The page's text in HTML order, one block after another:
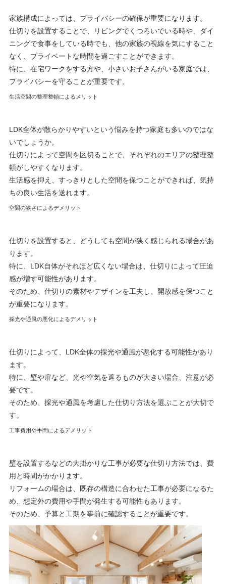
家族構成によっては、プライバシーの確保が重要になります。
仕切りを設置することで、リビングでくつろいでいる時や、ダイ
ニングで食事をしている時でも、他の家族の視線を気にすること
なく、プライベートな時間を過ごすことができます。
特に、在宅ワークをする方や、小さいお子さんがいる家庭では、
プライバシーを守ることが重要です。
生活空間の整理整頓によるメリット
LDK全体が散らかりやすいという悩みを持つ家庭も多いのではな
いでしょうか。
仕切りによって空間を区切ることで、それぞれのエリアの整理整
頓がしやすくなります。
生活感を抑え、すっきりとした空間を保つことができれば、気持
ちの良い生活を送れます。
空間の狭さによるデメリット
仕切りを設置すると、どうしても空間が狭く感じられる場合があ
ります。
特に、LDK自体がそれほど広くない場合は、仕切りによって圧迫
感が増す可能性があります。
そのため、仕切りの素材やデザインを工夫し、開放感を保つこと
が重要になります。
採光や通風の悪化によるデメリット
仕切りによって、LDK全体の採光や通風が悪化する可能性があり
ます。
特に、壁や扉など、光や空気を遮るものが大きい場合、注意が必
要です。
そのため、採光や通風を考慮した仕切り方法を選ぶことが大切で
す。
工事費用や手間によるデメリット
壁を設置するなどの大掛かりな工事が必要な仕切り方法では、費
用と時間がかかります。
リフォームの場合は、既存の構造に合わせた工事が必要になるた
め、想定外の費用や手間が発生する可能性もあります。
そのため、予算と工期を事前に確認することが重要です。